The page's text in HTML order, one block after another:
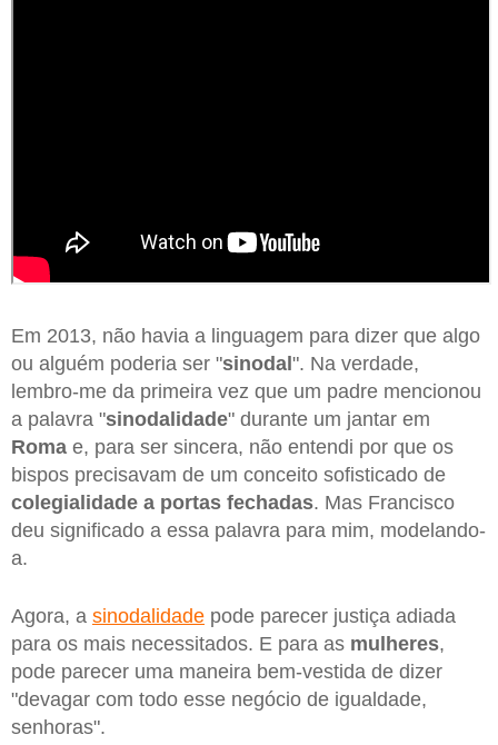
Em 2013, não havia a linguagem para dizer que algo
ou alguém poderia ser "sinodal ". Na verdade,
lembro-me da primeira vez que um padre mencionou
a palavra "sinodalidade" durante um jantar em
Roma e, para ser sincera, não entendi por que os
bispos precisavam de um conceito sofisticado de
colegialidade a portas fechadas. Mas Francisco
deu significado a essa palavra para mim, modelando-
a.
Agora, a sinodalidade pode parecer justiça adiada
para os mais necessitados. E para as mulheres,
pode parecer uma maneira bem-vestida de dizer
"devagar com todo esse negócio de igualdade,
senhoras".